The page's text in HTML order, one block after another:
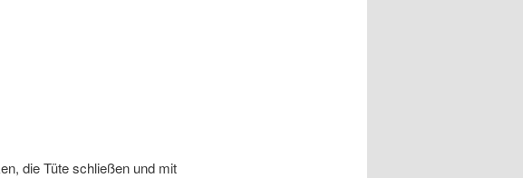
die Tüte schließen und mit